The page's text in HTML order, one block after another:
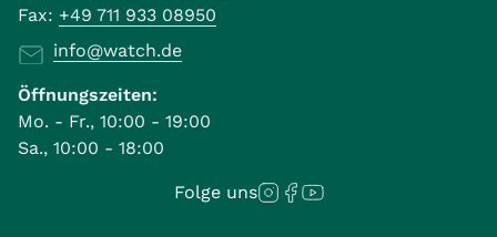
Fax: +49 711 933 08950
info@watch.de
Öffnungszeiten:
Mo. - Fr., 10:00 - 19:00
Sa., 10:00 - 18:00
Folge uns